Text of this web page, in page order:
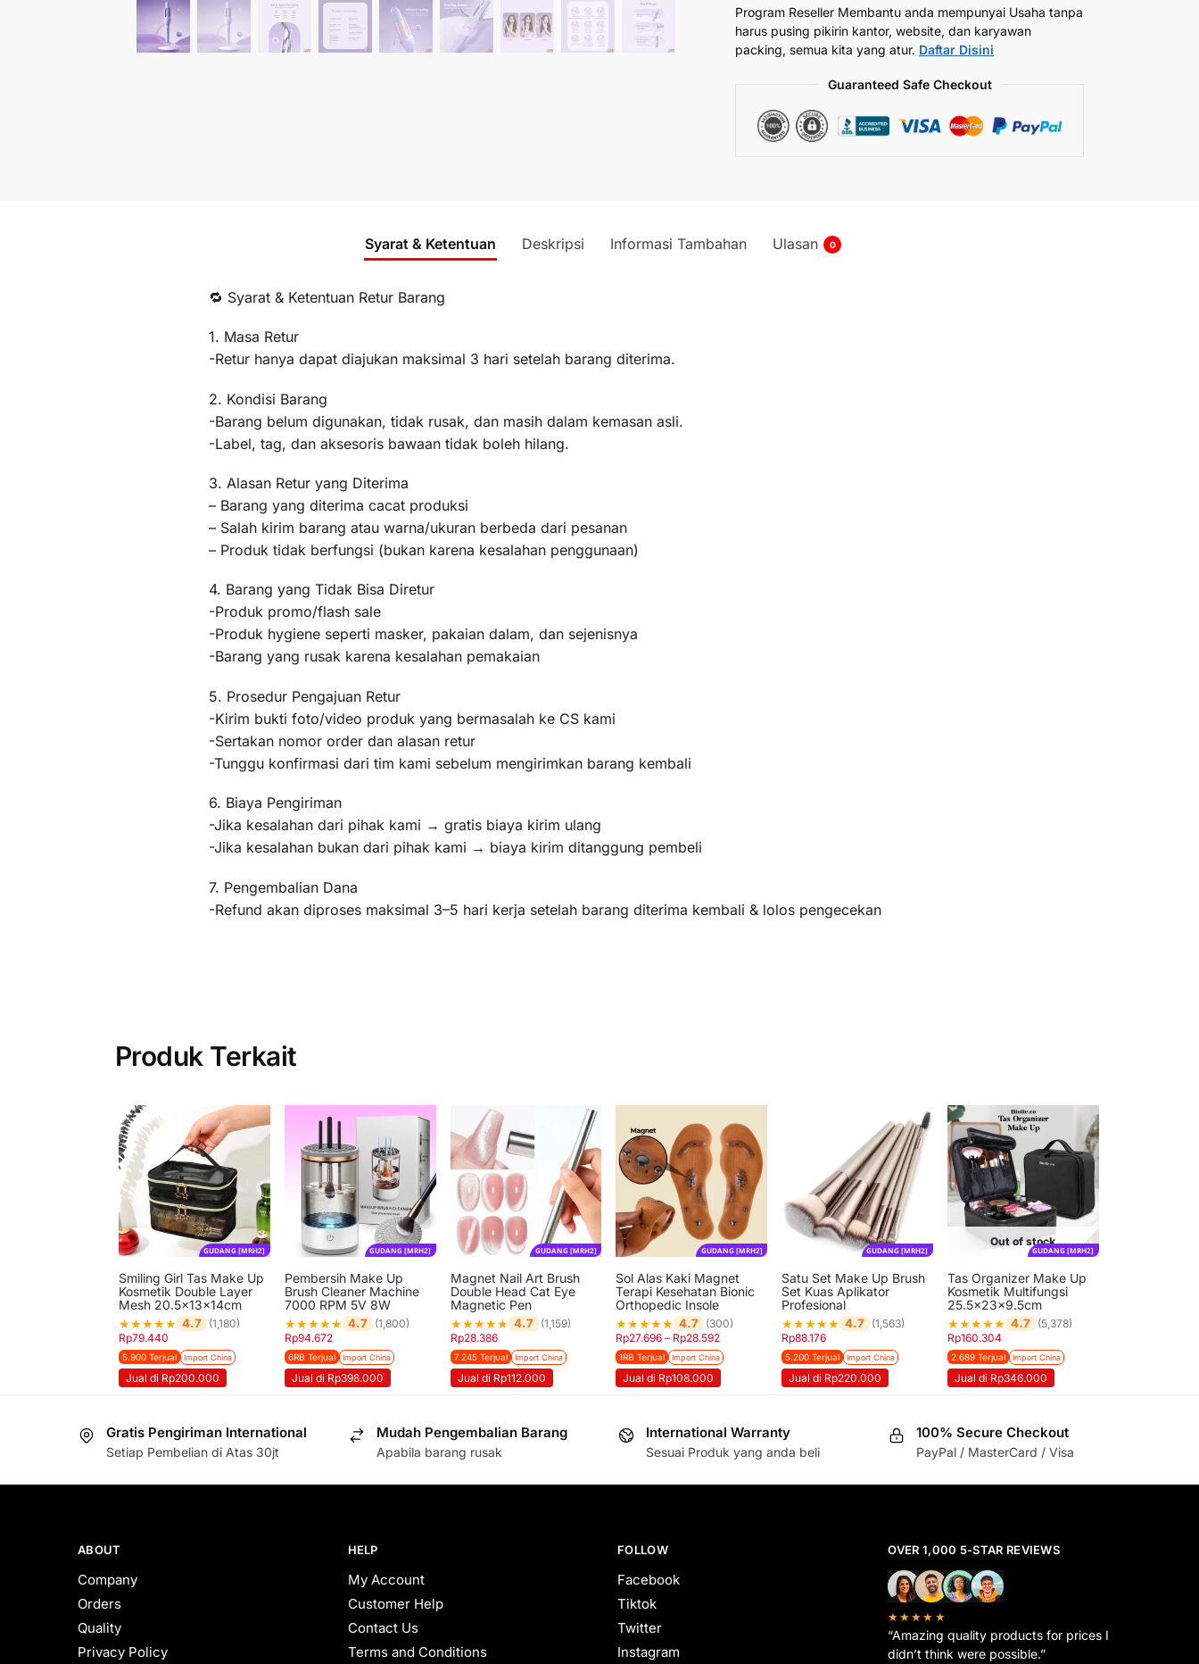
Program Reseller Membantu anda mempunyai Usaha tanpa
harus pusing pikirin kantor, website, dan karyawan
packing, semua kita yang atur. Daftar Disini
Guaranteed Safe Checkout
Syarat & Ketentuan Deskripsi Informasi Tambahan Ulasan 0
🔁 Syarat & Ketentuan Retur Barang
1. Masa Retur
-Retur hanya dapat diajukan maksimal 3 hari setelah barang diterima.
2. Kondisi Barang
-Barang belum digunakan, tidak rusak, dan masih dalam kemasan asli.
-Label, tag, dan aksesoris bawaan tidak boleh hilang.
3. Alasan Retur yang Diterima
– Barang yang diterima cacat produksi
– Salah kirim barang atau warna/ukuran berbeda dari pesanan
– Produk tidak berfungsi (bukan karena kesalahan penggunaan)
4. Barang yang Tidak Bisa Diretur
-Produk promo/flash sale
-Produk hygiene seperti masker, pakaian dalam, dan sejenisnya
-Barang yang rusak karena kesalahan pemakaian
5. Prosedur Pengajuan Retur
-Kirim bukti foto/video produk yang bermasalah ke CS kami
-Sertakan nomor order dan alasan retur
-Tunggu konfirmasi dari tim kami sebelum mengirimkan barang kembali
6. Biaya Pengiriman
-Jika kesalahan dari pihak kami → gratis biaya kirim ulang
-Jika kesalahan bukan dari pihak kami → biaya kirim ditanggung pembeli
7. Pengembalian Dana
-Refund akan diproses maksimal 3–5 hari kerja setelah barang diterima kembali & lolos pengecekan
Produk Terkait
GUDANG [MRH2]
Smiling Girl Tas Make Up
Kosmetik Double Layer
Mesh 20.5x13x14cm
★★★★★ 4.7
(1,180)
Rp79.440
5.900 Terjual Import China
Jual di Rp200.000
GUDANG [MRH2]
Pembersih Make Up
Brush Cleaner Machine
7000 RPM 5V 8W
★★★★★ 4.7
(1,800)
Rp94.672
6RB Terjual Import China
Jual di Rp398.000
GUDANG [MRH2]
Magnet Nail Art Brush
Double Head Cat Eye
Magnetic Pen
★★★★★ 4.7
(1,159)
Rp28.386
7.245 Terjual Import China
Jual di Rp112.000
GUDANG [MRH2]
Sol Alas Kaki Magnet
Terapi Kesehatan Bionic
Orthopedic Insole
★★★★★ 4.7 (300)
Rp27.696 – Rp28.592
1RB Terjual Import China
Jual di Rp108.000
GUDANG [MRH2]
Satu Set Make Up Brush
Set Kuas Aplikator
Profesional
★★★★★ 4.7 (1,563)
Rp88.176
5.200 Terjual Import China
Jual di Rp220.000
Out of stock
GUDANG [MRH2]
Tas Organizer Make Up
Kosmetik Multifungsi
25.5x23x9.5cm
★★★★★ 4.7
(5,378)
Rp160.304
2.689 Terjual Import China
Jual di Rp346.000
Gratis Pengiriman International
Setiap Pembelian di Atas 30jt
Mudah Pengembalian Barang
Apabila barang rusak
International Warranty
Sesuai Produk yang anda beli
100% Secure Checkout
PayPal / MasterCard / Visa
ABOUT
Company
Orders
Quality
Privacy Policy
HELP
My Account
Customer Help
Contact Us
Terms and Conditions
FOLLOW
Facebook
Tiktok
Twitter
Instagram
OVER 1,000 5-STAR REVIEWS
★★★★★
“Amazing quality products for prices I
didn’t think were possible.”